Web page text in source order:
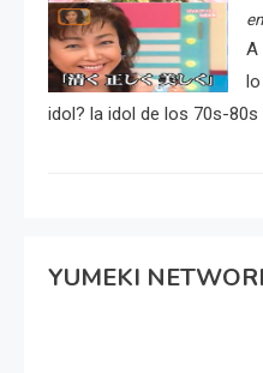
A
idol? la idol de los 70s-80s
YUMEKI